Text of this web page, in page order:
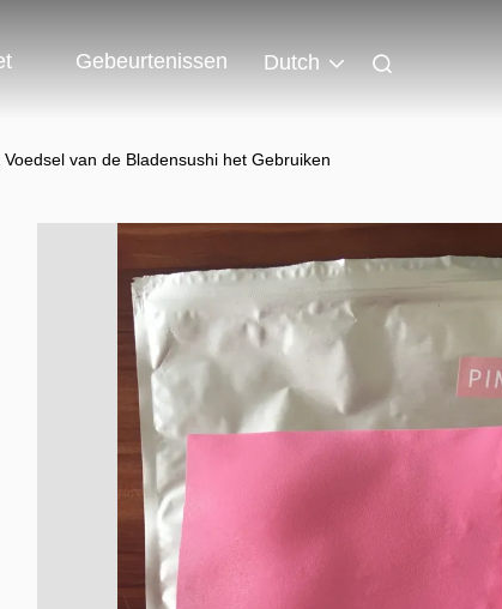
Gebeurtenissen Dutch
van de Bladensushi het Gebruiken